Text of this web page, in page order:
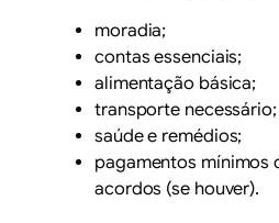
moradia;
contas essenciais;
alimentação básica;
transporte necessário;
saúde e remédios;
pagamentos mínimos
acordos (se houver).